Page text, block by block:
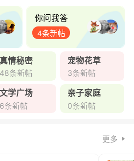
你问我答
4条新帖
真情秘密
48条新帖
宠物花草
3条新帖
文学广场
6条新帖
亲子家庭
0条新帖
更多